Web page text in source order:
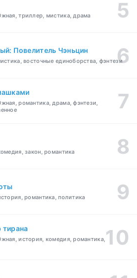
триллер, мистика, драма
Повелитель Чэньцин
восточные единоборства, фэнтези
романтика, драма, фэнтези,
закон, романтика
романтика, политика
история, комедия, романтика,